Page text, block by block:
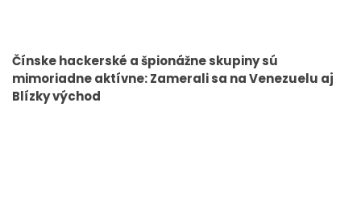
Čínske hackerské a špionážne skupiny sú
mimoriadne aktívne: Zamerali sa na Venezuelu aj
Blízky východ